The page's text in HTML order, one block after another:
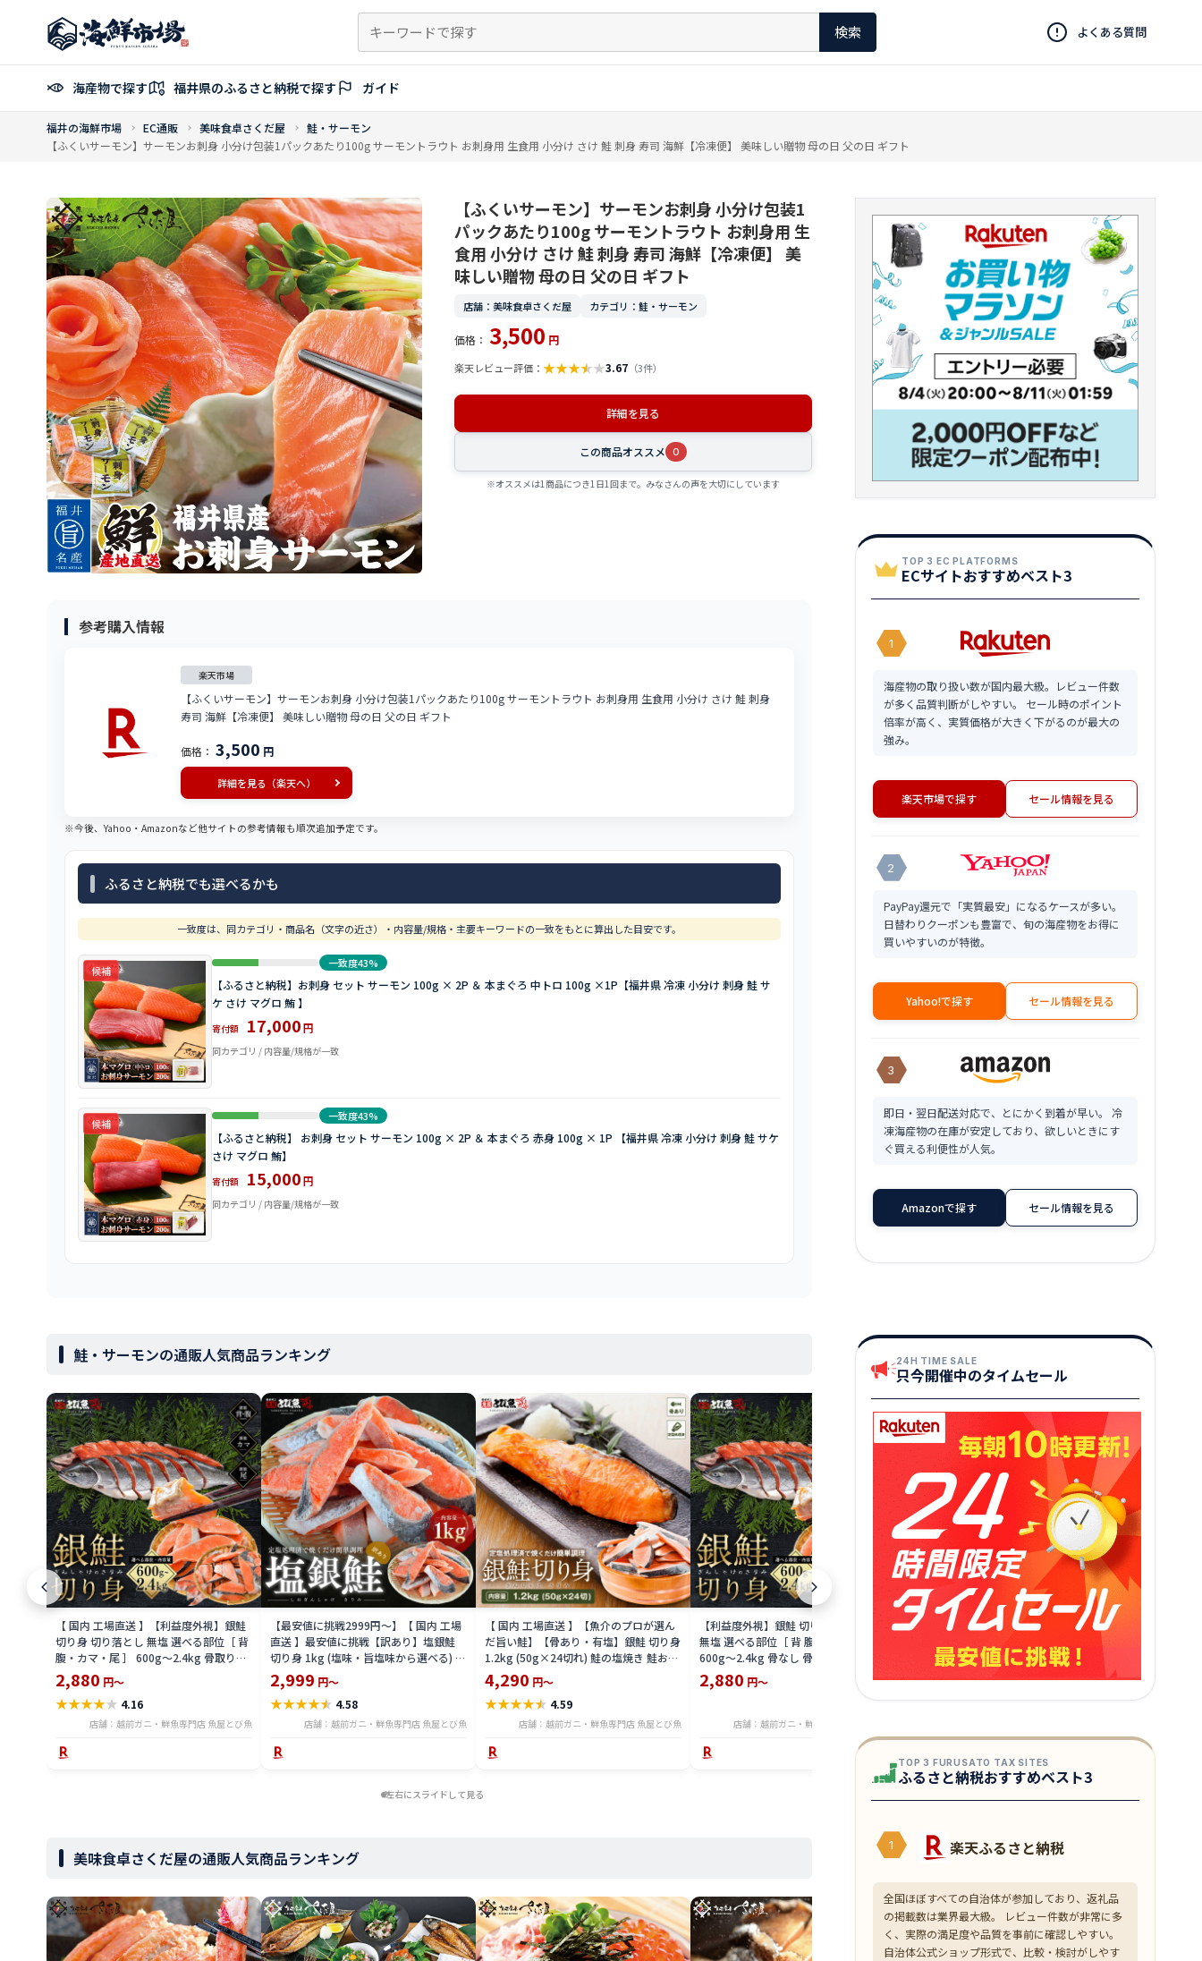
ン
へ
検索 よくある質問
海産物で探す 福井県のふるさと納税で探す ガイド
福井の海鮮市場 EC通販 美味食卓さくだ屋
鮭・サーモン
【ふくいサーモン】サーモンお刺身 小分け包装1パックあたり100g サーモントラウト お刺身用 生食用 小分け さけ 鮭 刺身 寿司 海鮮【冷凍便】 美味しい贈物 母の日 父の日 ギフト
【ふくいサーモン】サーモンお刺身 小分け包装1
パックあたり100g サーモントラウト お刺身用 生
食用 小分け さけ 鮭 刺身 寿司 海鮮【冷凍便】 美
味しい贈物 母の日 父の日 ギフト
店舗：美味食卓さくだ屋 カテゴリ：鮭・サーモン
価格： 3,500 円
楽天レビュー評価： ★★★★★3.67 （3件）
詳細を見る
この商品オススメ 0
※オススメは1商品につき1日1回まで。みなさんの声を大切にしています
参考購入情報
楽天市場
【ふくいサーモン】サーモンお刺身 小分け包装1パックあたり100g サーモントラウト お刺身用 生食用 小分け さけ 鮭 刺身
寿司 海鮮【冷凍便】 美味しい贈物 母の日 父の日 ギフト
価格： 3,500 円
詳細を見る（楽天へ）
※今後、Yahoo・Amazonなど他サイトの参考情報も順次追加予定です。
ふるさと納税でも選べるかも
一致度は、同カテゴリ・商品名（文字の近さ）・内容量/規格・主要キーワードの一致をもとに算出した目安です。
候補
一致度43%
【ふるさと納税】お刺身 セット サーモン 100g × 2P ＆ 本まぐろ 中トロ 100g ×1P【福井県 冷凍 小分け 刺身 鮭 サ
ケ さけ マグロ 鮪 】
寄付額 17,000円
同カテゴリ / 内容量/規格が一致
候補
一致度43%
【ふるさと納税】 お刺身 セット サーモン 100g × 2P ＆ 本まぐろ 赤身 100g × 1P 【福井県 冷凍 小分け 刺身 鮭 サケ
さけ マグロ 鮪】
寄付額 15,000円
同カテゴリ / 内容量/規格が一致
鮭・サーモンの通販人気商品ランキング
【 国内 工場直送 】【利益度外視】銀鮭
切り身 切り落とし 無塩 選べる部位［ 背
腹・カマ・尾 ］ 600g〜2.4kg 骨取り・
骨無し 骨あり 切り落とし 骨取り・骨無
し 切身 ses2301-12ka
2,880 円～
★★★★★ 4.16
店舗：越前ガニ・鮮魚専門店 魚屋とび魚
【最安値に挑戦2999円〜】【 国内 工場
直送 】最安値に挑戦【訳あり】塩銀鮭
切り身 1kg (塩味・旨塩味から選べる) 鮭
の塩焼き 鮭おにぎり シャケ チリ産 送料
無料 gsw2404
2,999 円～
★★★★★ 4.58
店舗：越前ガニ・鮮魚専門店 魚屋とび魚
【 国内 工場直送 】【魚介のプロが選ん
だ旨い鮭】【骨あり・有塩】銀鮭 切り身
1.2kg (50g×24切れ) 鮭の塩焼き 鮭おに
ぎり お弁当やお酒のおつまみにも シャ
ケ 厳選素材 送料無料 ses2305-12ka
4,290 円～
★★★★★ 4.59
店舗：越前ガニ・鮮魚専門店 魚屋とび魚
【利益度外視】銀鮭 切り身 切り落とし
無塩 選べる部位［ 背 腹・カマ・尾 ］
600g〜2.4kg 骨なし 骨あり 切り落とし
骨取り 切身 大容量 鮮魚店厳選 しゃけ 銀
鮭 カマ・背 腹 ハラミ・尾 塩なし 個別冷
2,880 円～
店舗：越前ガニ・鮮魚専門店 魚屋とび魚
【5/30限定 エントリーでP最大12倍！】
【無添加・無塩】プレミアム 骨取り 鮭
サケ 切り身 大サイズ (80g×10切) 2個購
入500円 3個購入1,200円 OFF まとめ買
ラ凍結 冷凍 グルメ ギフト プレゼント 父
3,499円～
★★★★★4.2
ント ご馳走
供
6,960
★★
左右にスライドして見る
美味食卓さくだ屋の通販人気商品ランキング
TOP 3 EC PLATFORMS
ECサイトおすすめベスト3
1
海産物の取り扱い数が国内最大級。レビュー件数
が多く品質判断がしやすい。 セール時のポイント
倍率が高く、実質価格が大きく下がるのが最大の
強み。
楽天市場で探す セール情報を見る
2
PayPay還元で「実質最安」になるケースが多い。
日替わりクーポンも豊富で、旬の海産物をお得に
買いやすいのが特徴。
Yahoo!で探す セール情報を見る
3
即日・翌日配送対応で、とにかく到着が早い。 冷
凍海産物の在庫が安定しており、欲しいときにす
ぐ買える利便性が人気。
Amazonで探す セール情報を見る
24H TIME SALE
只今開催中のタイムセール
TOP 3 FURUSATO TAX SITES
ふるさと納税おすすめベスト3
1 楽天ふるさと納税
全国ほぼすべての自治体が参加しており、返礼品
の掲載数は業界最大級。 レビュー件数が非常に多
く、実際の満足度や品質を事前に確認しやすい。
自治体公式ショップ形式で、比較・検討がしやす